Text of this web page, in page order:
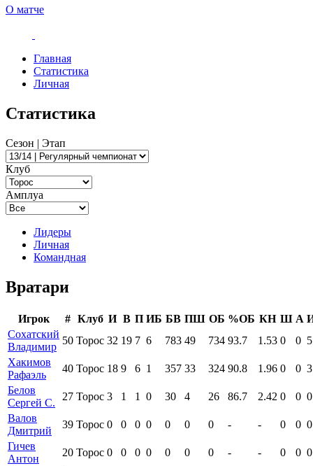
О матче
Главная
Статистика
Личная
Статистика
Сезон | Этап
Клуб
Амплуа
Лидеры
Личная
Командная
Вратари
Игрок # Клуб И В П ИБ БВ ПШ ОБ %ОБ КН Ш А
Сохатский
Владимир
50 Торос 32 19 7 6 783 49 734 93.7 1.53 0 0 5
Хакимов
Рафаэль
40 Торос 18 9 6 1 357 33 324 90.8 1.96 0 0 3
Белов
Сергей С.
27 Торос 3 1 1 0 30 4 26 86.7 2.42 0 0 0
Валов
Дмитрий
39 Торос 0 0 0 0 0 0 0 - - 0 0 0
Гичев
Антон
20 Торос 0 0 0 0 0 0 0 - - 0 0 0